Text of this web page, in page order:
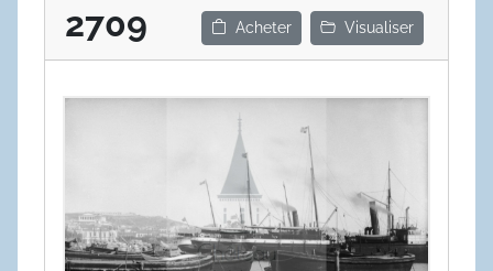
2709 Acheter Visualiser